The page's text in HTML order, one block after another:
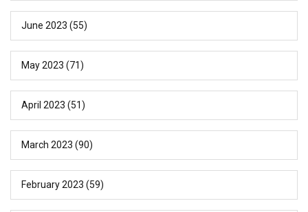
June 2023 (55)
May 2023 (71)
April 2023 (51)
March 2023 (90)
February 2023 (59)